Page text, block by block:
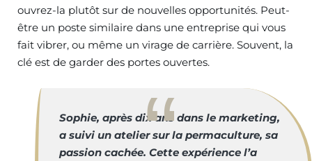
ouvrez-la plutôt sur de nouvelles opportunités. Peut-
être un poste similaire dans une entreprise qui vous
fait vibrer, ou même un virage de carrière. Souvent, la
clé est de garder des portes ouvertes.
Sophie, après dix ans dans le marketing,
a suivi un atelier sur la permaculture, sa
passion cachée. Cette expérience l’a